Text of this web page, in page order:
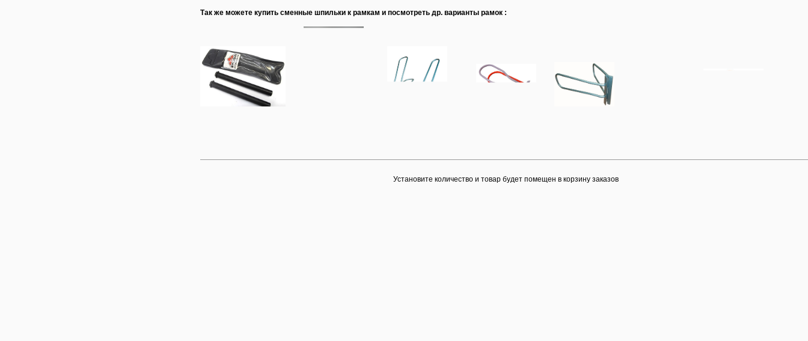
Так же можете купить сменные шпильки к рамкам и посмотреть др. варианты рамок :
Установите количество и товар будет помещен в корзину заказов